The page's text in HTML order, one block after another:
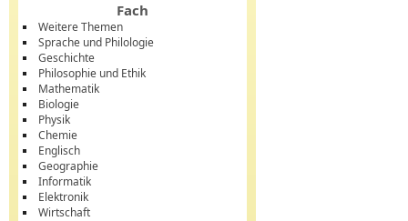
Fach
Weitere Themen
Sprache und Philologie
Geschichte
Philosophie und Ethik
Mathematik
Biologie
Physik
Chemie
Englisch
Geographie
Informatik
Elektronik
Wirtschaft